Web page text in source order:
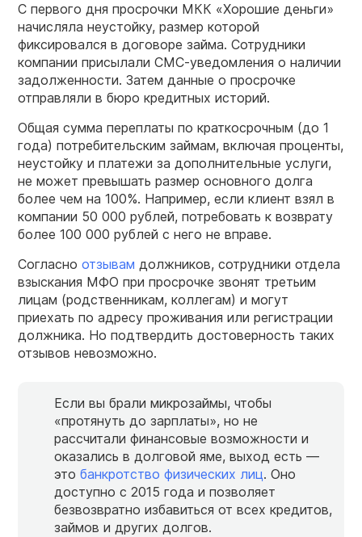
С первого дня просрочки МКК «Хорошие деньги»
начисляла неустойку, размер которой
фиксировался в договоре займа. Сотрудники
компании присылали СМС-уведомления о наличии
задолженности. Затем данные о просрочке
отправляли в бюро кредитных историй.
Общая сумма переплаты по краткосрочным (до 1
года) потребительским займам, включая проценты,
неустойку и платежи за дополнительные услуги,
не может превышать размер основного долга
более чем на 100%. Например, если клиент взял в
компании 50 000 рублей, потребовать к возврату
более 100 000 рублей с него не вправе.
Согласно отзывам должников, сотрудники отдела
взыскания МФО при просрочке звонят третьим
лицам (родственникам, коллегам) и могут
приехать по адресу проживания или регистрации
должника. Но подтвердить достоверность таких
отзывов невозможно.
Если вы брали микрозаймы, чтобы
«протянуть до зарплаты», но не
рассчитали финансовые возможности и
оказались в долговой яме, выход есть —
это банкротство физических лиц. Оно
доступно с 2015 года и позволяет
безвозвратно избавиться от всех кредитов,
займов и других долгов.